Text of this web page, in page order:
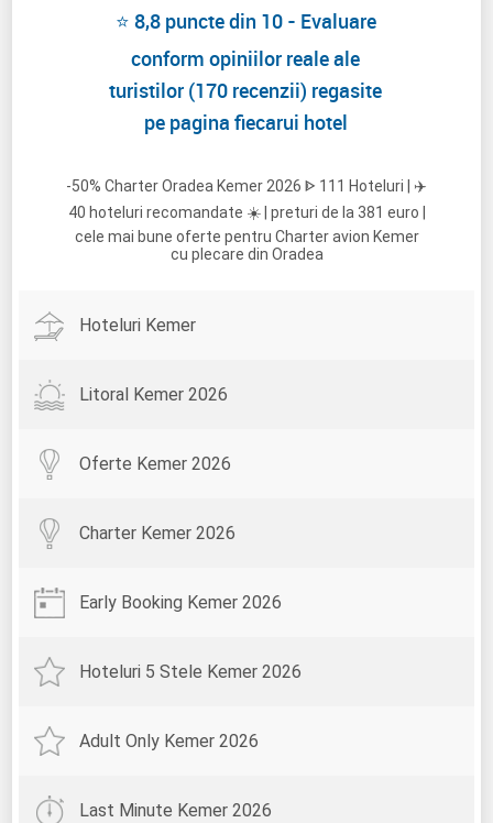
⭐ 8,8 puncte din 10 - Evaluare
conform opiniilor reale ale
turistilor (170 recenzii) regasite
pe pagina fiecarui hotel
-50% Charter Oradea Kemer 2026 ᐈ 111 Hoteluri | ✈️
40 hoteluri recomandate ☀️ | preturi de la 381 euro |
cele mai bune oferte pentru Charter avion Kemer
cu plecare din Oradea
Hoteluri Kemer
Litoral Kemer 2026
Oferte Kemer 2026
Charter Kemer 2026
Early Booking Kemer 2026
Hoteluri 5 Stele Kemer 2026
Adult Only Kemer 2026
Last Minute Kemer 2026